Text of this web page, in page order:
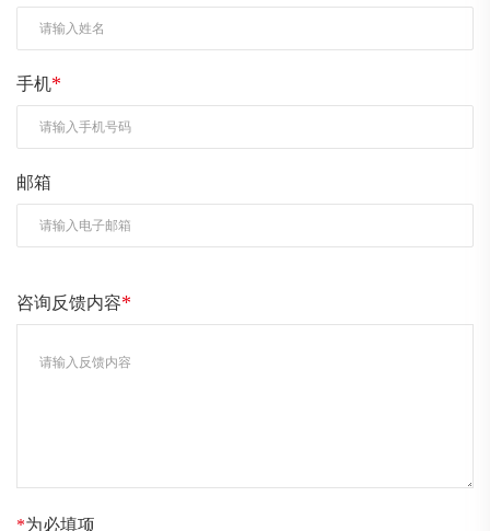
手机*
邮箱
咨询反馈内容*
*为必填项